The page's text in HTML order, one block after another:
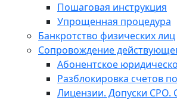
Пошаговая инструкция
Упрощенная процедура
Банкротство физических лиц
Сопровождение
Абонентское
Разблокировка счетов
Лицензии. Допуски СРО.